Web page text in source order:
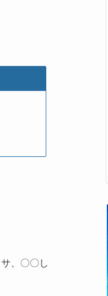
、〇〇し